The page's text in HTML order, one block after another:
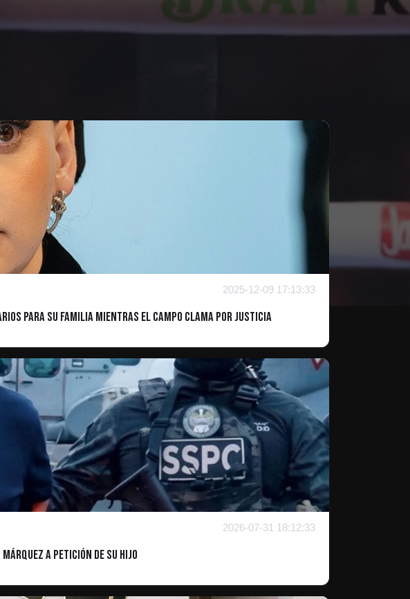
2025-12-09 17:13:33
para su familia mientras el campo clama por justicia
2026-07-31 18:12:33
a petición de su hijo